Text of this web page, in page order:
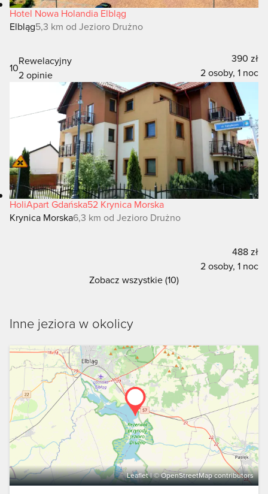
Hotel Nowa Holandia Elbląg
Elbląg5,3 km od Jezioro Drużno
10
Rewelacyjny
2 opinie
390 zł
2 osoby, 1 noc
HoliApart Gdańska52 Krynica Morska
Krynica Morska6,3 km od Jezioro Drużno
488 zł
2 osoby, 1 noc
Zobacz wszystkie (10)
Inne jeziora w okolicy
Leaflet| ©OpenStreetMapcontributors